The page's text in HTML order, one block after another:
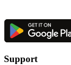
Support